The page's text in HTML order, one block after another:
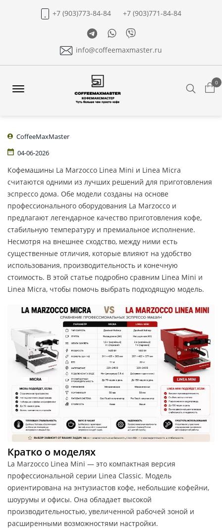
+7 (903)773-84-84
+7 (903)771-84-84
TelegramWhatsapp
Viber
info@coffeemaxmaster.ru
0
CoffeeMaxMaster
04-06-2026
Кофемашины La Marzocco Linea Mini и Linea Micra
считаются одними из лучших решений для приготовления
эспрессо дома. Обе модели созданы на основе
профессионального оборудования La Marzocco и
предлагают легендарное качество приготовления кофе,
стабильную температуру и премиальное исполнение.
Несмотря на внешнее сходство, между ними есть
существенные отличия, которые влияют на удобство
использования, производительность и конечную
стоимость. В этой статье подробно сравним Linea Mini и
Linea Micra, чтобы помочь выбрать подходящую модель.
Кратко о моделях
La Marzocco Linea Mini — это компактная версия
профессиональной серии Linea Classic. Модель
ориентирована на энтузиастов кофе, небольшие кофейни,
шоурумы и офисы. Она обладает высокой
производительностью, увеличенной рабочей зоной и
расширенными возможностями настройки.